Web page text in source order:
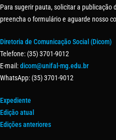
Para sugerir pauta, solicitar a publicação
preencha o formulário e aguarde nosso
Diretoria de Comunicação Social (Dicom)
Telefone: (35) 3701-9012
E-mail:dicom@unifal-mg.edu.br
WhatsApp: (35) 3701-9012
Expediente
Edição atual
Edições anteriores